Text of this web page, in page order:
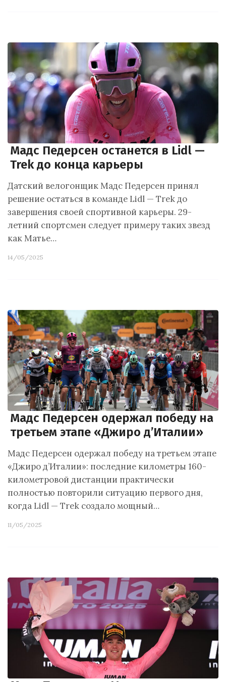
Мадс Педерсен останется в Lidl —
Trek до конца карьеры
Датский велогонщик Мадс Педерсен принял
решение остаться в команде Lidl — Trek до
завершения своей спортивной карьеры. 29-
летний спортсмен следует примеру таких звезд
как Матье…
14/05/2025
Мадс Педерсен одержал победу на
третьем этапе «Джиро д’Италии»
Мадс Педерсен одержал победу на третьем этапе
«Джиро д’Италии»: последние километры 160-
километровой дистанции практически
полностью повторили ситуацию первого дня,
когда Lidl — Trek создало мощный…
11/05/2025